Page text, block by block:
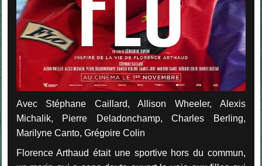
Avec Stéphane Caillard, Allison Wheeler, Alexis
Michalik, Pierre Deladonchamp, Charles Berling,
Marilyne Canto, Grégoire Colin
Florence Arthaud était une sportive hors du commun,